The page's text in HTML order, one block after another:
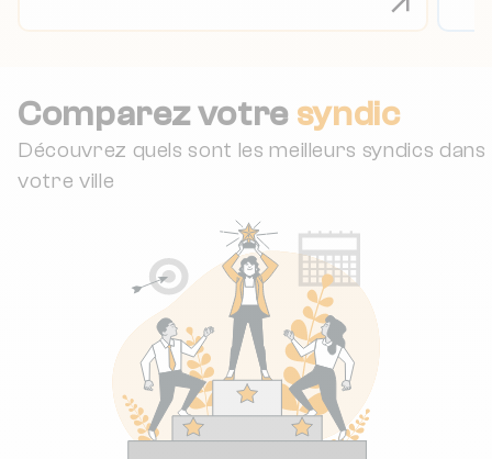
Comparez votre syndic
Découvrez quels sont les meilleurs syndics dans
votre ville